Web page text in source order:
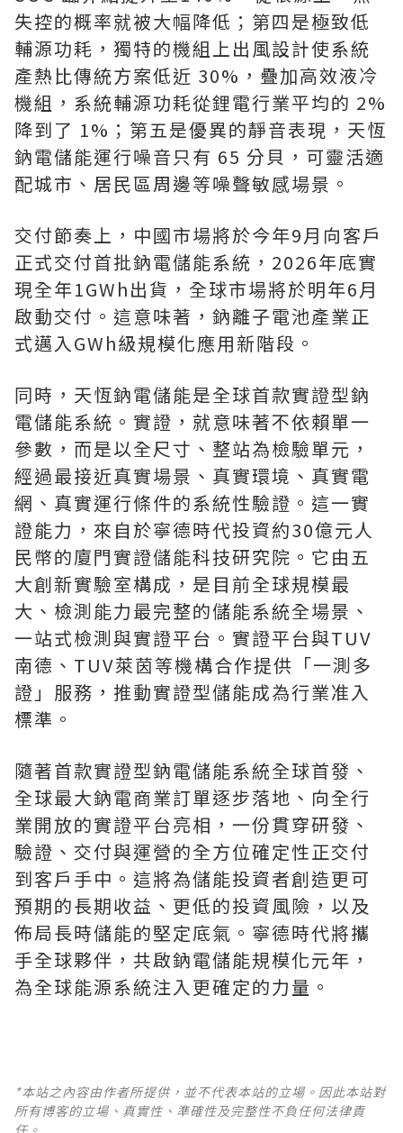
失控的概率就被大幅降低；第四是極致低
輔源功耗，獨特的機組上出風設計使系統
產熱比傳統方案低近 30%，疊加高效液冷
機組，系統輔源功耗從鋰電行業平均的 2%
降到了 1%；第五是優異的靜音表現，天恆
鈉電儲能運行噪音只有 65 分貝，可靈活適
配城市、居民區周邊等噪聲敏感場景。
交付節奏上，中國市場將於今年9月向客戶
正式交付首批鈉電儲能系統，2026年底實
現全年1GWh出貨，全球市場將於明年6月
啟動交付。這意味著，鈉離子電池產業正
式邁入GWh級規模化應用新階段。
同時，天恆鈉電儲能是全球首款實證型鈉
電儲能系統。實證，就意味著不依賴單一
參數，而是以全尺寸、整站為檢驗單元，
經過最接近真實場景、真實環境、真實電
網、真實運行條件的系統性驗證。這一實
證能力，來自於寧德時代投資約30億元人
民幣的廈門實證儲能科技研究院。它由五
大創新實驗室構成，是目前全球規模最
大、檢測能力最完整的儲能系統全場景、
一站式檢測與實證平台。實證平台與TUV
南德、TUV萊茵等機構合作提供「一測多
證」服務，推動實證型儲能成為行業准入
標準。
隨著首款實證型鈉電儲能系統全球首發、
全球最大鈉電商業訂單逐步落地、向全行
業開放的實證平台亮相，一份貫穿研發、
驗證、交付與運營的全方位確定性正交付
到客戶手中。這將為儲能投資者創造更可
預期的長期收益、更低的投資風險，以及
佈局長時儲能的堅定底氣。寧德時代將攜
手全球夥伴，共啟鈉電儲能規模化元年，
為全球能源系統注入更確定的力量。
*本站之內容由作者所提供，並不代表本站的立場。因此本站對
所有博客的立場、真實性、準確性及完整性不負任何法律責
任。